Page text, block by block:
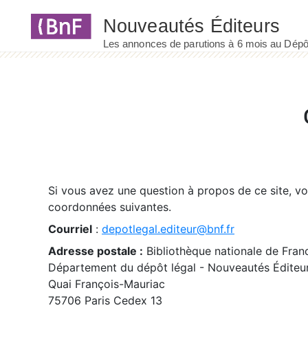
Si vous avez une question à propos de ce site,
coordonnées suivantes.
Courriel : depotlegal.editeur@bnf.fr
Adresse postale : Bibliothèque nationale de
Département du dépôt légal - Nouveautés
Quai François-Mauriac
75706 Paris Cedex 13